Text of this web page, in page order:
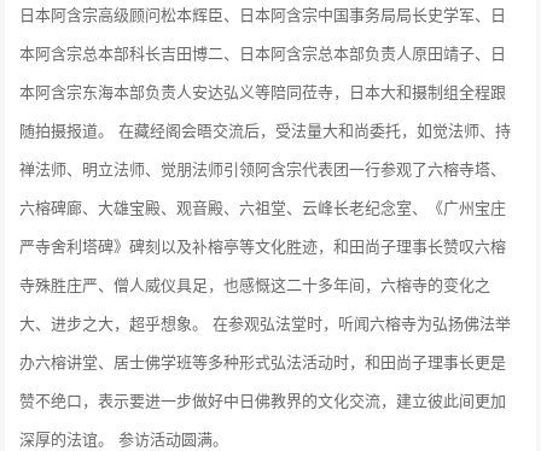
日本阿含宗高级顾问松本辉臣、日本阿含宗中国事务局局长史学军、日
本阿含宗总本部科长吉田博二、日本阿含宗总本部负责人原田靖子、日
本阿含宗东海本部负责人安达弘义等陪同莅寺，日本大和摄制组全程跟
随拍摄报道。 在藏经阁会晤交流后，受法量大和尚委托，如觉法师、持
禅法师、明立法师、觉朋法师引领阿含宗代表团一行参观了六榕寺塔、
六榕碑廊、大雄宝殿、观音殿、六祖堂、云峰长老纪念室、《广州宝庄
严寺舍利塔碑》碑刻以及补榕亭等文化胜迹，和田尚子理事长赞叹六榕
寺殊胜庄严、僧人威仪具足，也感慨这二十多年间，六榕寺的变化之
大、进步之大，超乎想象。 在参观弘法堂时，听闻六榕寺为弘扬佛法举
办六榕讲堂、居士佛学班等多种形式弘法活动时，和田尚子理事长更是
赞不绝口，表示要进一步做好中日佛教界的文化交流，建立彼此间更加
深厚的法谊。 参访活动圆满。